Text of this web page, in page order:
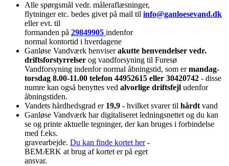
Alle spørgsmål vedr. måleraflæsninger,
flytninger etc. bedes givet på mail til info@ganloesevand.dk
eller evt. til
formanden på 29849905 indenfor
normal kontortid i hverdagene
Ganløse Vandværk henviserakutte henvendelser vedr.
driftsforstyrrelser og vandforsyning til Furesø
Vandforsyning indenfor normal åbningstid, som ermandag-
torsdag 8.00-11.00 telefon 44952615 eller 30420742 - disse
numre kan også benyttes ved alvorlige driftsfejl udenfor
åbningstiden.
Vandets hårdhedsgrad er 19,9 - hvilket svarer til hårdt vand
Ganløse Vandværk har digitaliseret ledningsnettet og du kan
se og printe aktuelle tegninger, der kan bruges i forbindelse
med f.eks.
gravearbejde. Du kan finde kortet her-
BEMÆRK at brug af kortet er på eget
ansvar.